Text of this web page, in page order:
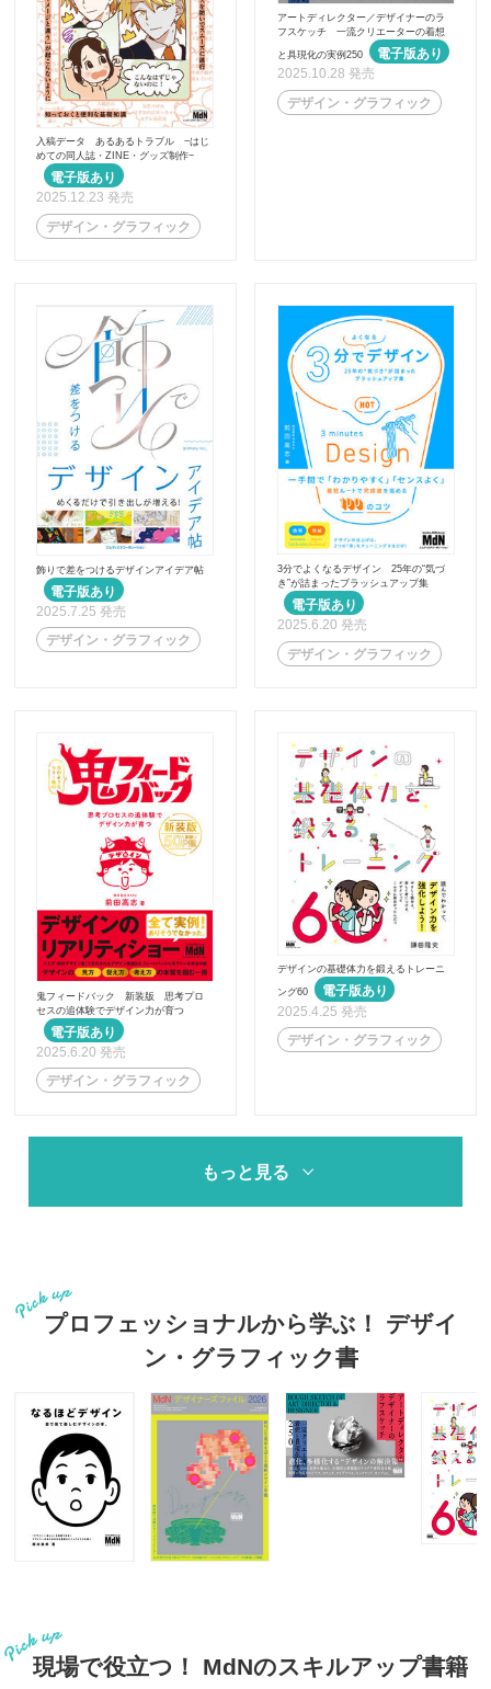
入稿データ あるあるトラブル −はじ
めての同人誌・ZINE・グッズ制作−
2025.12.23 発売
デザイン・グラフィック
アートディレクター／デザイナーのラ
フスケッチ 一流クリエーターの着想
と具現化の実例250
2025.10.28 発売
デザイン・グラフィック
飾りで差をつけるデザインアイデア帖
2025.7.25 発売
デザイン・グラフィック
3分でよくなるデザイン 25年の“気づ
き”が詰まったブラッシュアップ集
2025.6.20 発売
デザイン・グラフィック
鬼フィードバック 新装版 思考プロ
セスの追体験でデザイン力が育つ
2025.6.20 発売
デザイン・グラフィック
デザインの基礎体力を鍛えるトレーニ
ング60
2025.4.25 発売
デザイン・グラフィック
もっと見る
プロフェッショナルから学ぶ！ デザイ
ン・グラフィック書
現場で役立つ！ MdNのスキルアップ書籍